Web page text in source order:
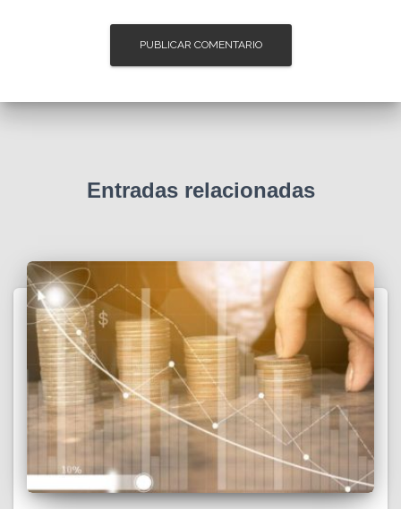
Entradas relacionadas